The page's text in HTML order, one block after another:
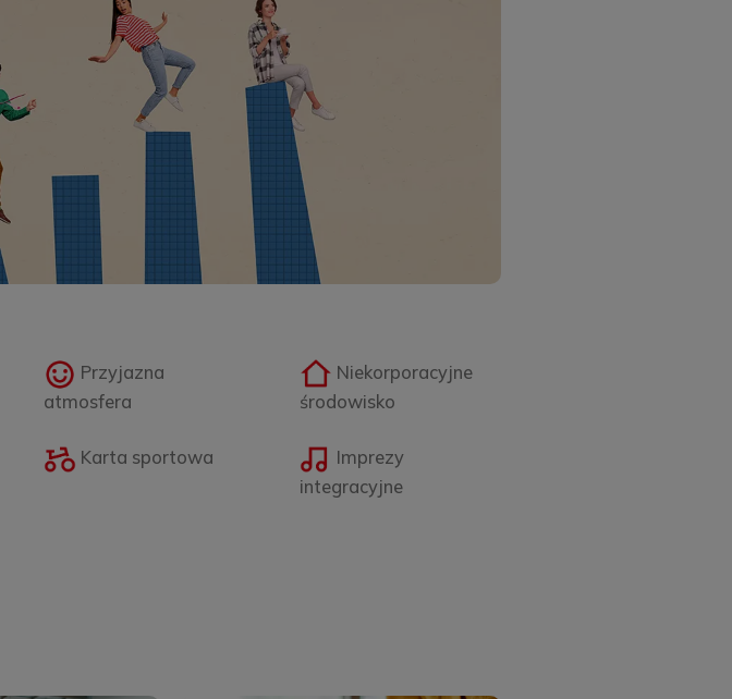
Przyjazna
atmosfera
Niekorporacyjne
środowisko
Karta sportowa
Imprezy
integracyjne